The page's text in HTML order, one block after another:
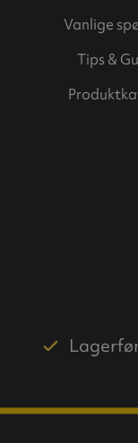
Vanlige
Tips &